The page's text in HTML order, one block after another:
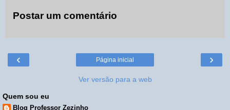
Postar um comentário
‹ ›
Página inicial
Ver versão para a web
Quem sou eu
Blog Professor Zezinho